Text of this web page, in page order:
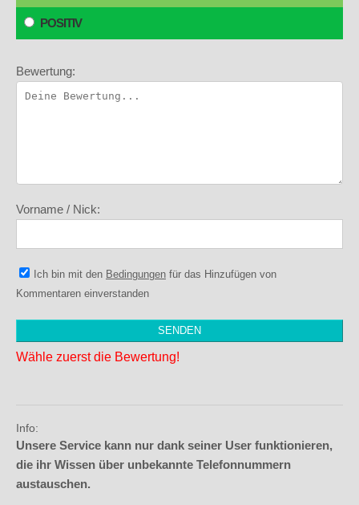
POSITIV
Bewertung:
Vorname / Nick:
Ich bin mit den Bedingungen für das Hinzufügen von
Kommentaren einverstanden
Wähle zuerst die Bewertung!
Info:
Unsere Service kann nur dank seiner User funktionieren,
die ihr Wissen über unbekannte Telefonnummern
austauschen.